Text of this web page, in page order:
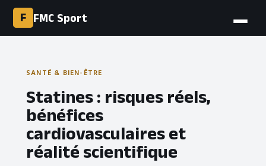
F FMC Sport
SANTÉ & BIEN-ÊTRE
Statines : risques réels,
bénéfices
cardiovasculaires et
réalité scientifique